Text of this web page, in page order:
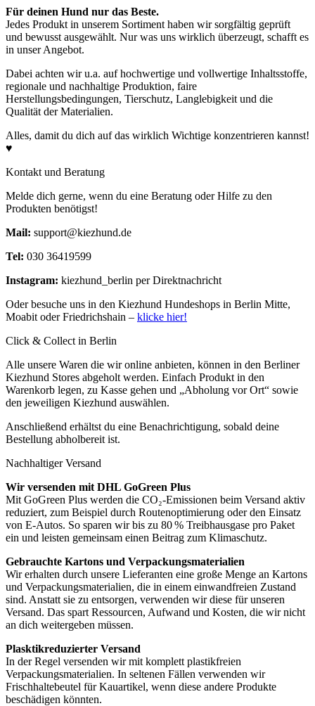
Für deinen Hund nur das Beste.
Jedes Produkt in unserem Sortiment haben wir sorgfältig geprüft
und bewusst ausgewählt. Nur was uns wirklich überzeugt, schafft es
in unser Angebot.
Dabei achten wir u.a. auf hochwertige und vollwertige Inhaltsstoffe,
regionale und nachhaltige Produktion, faire
Herstellungsbedingungen, Tierschutz, Langlebigkeit und die
Qualität der Materialien.
Alles, damit du dich auf das wirklich Wichtige konzentrieren kannst!
♥
Kontakt und Beratung
Melde dich gerne, wenn du eine Beratung oder Hilfe zu den
Produkten benötigst!
Mail: support@kiezhund.de
Tel: 030 36419599
Instagram: kiezhund_berlin per Direktnachricht
Oder besuche uns in den Kiezhund Hundeshops in Berlin Mitte,
Moabit oder Friedrichshain – klicke hier!
Click & Collect in Berlin
Alle unsere Waren die wir online anbieten, können in den Berliner
Kiezhund Stores abgeholt werden. Einfach Produkt in den
Warenkorb legen, zu Kasse gehen und „Abholung vor Ort“ sowie
den jeweiligen Kiezhund auswählen.
Anschließend erhältst du eine Benachrichtigung, sobald deine
Bestellung abholbereit ist.
Nachhaltiger Versand
Wir versenden mit DHL GoGreen Plus
Mit GoGreen Plus werden die CO₂-Emissionen beim Versand aktiv
reduziert, zum Beispiel durch Routenoptimierung oder den Einsatz
von E-Autos. So sparen wir bis zu 80 % Treibhausgase pro Paket
ein und leisten gemeinsam einen Beitrag zum Klimaschutz.
Gebrauchte Kartons und Verpackungsmaterialien
Wir erhalten durch unsere Lieferanten eine große Menge an Kartons
und Verpackungsmaterialien, die in einem einwandfreien Zustand
sind. Anstatt sie zu entsorgen, verwenden wir diese für unseren
Versand. Das spart Ressourcen, Aufwand und Kosten, die wir nicht
an dich weitergeben müssen.
Plasktikreduzierter Versand
In der Regel versenden wir mit komplett plastikfreien
Verpackungsmaterialien. In seltenen Fällen verwenden wir
Frischhaltebeutel für Kauartikel, wenn diese andere Produkte
beschädigen könnten.